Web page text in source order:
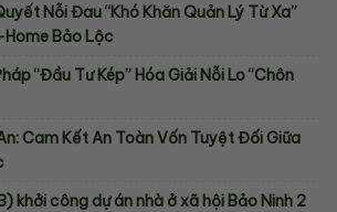
Nỗi Đau “Khó Khăn Quản Lý Từ Xa”
Home Bảo Lộc
“Đầu Tư Kép” Hóa Giải Nỗi Lo “Chôn
Cam Kết An Toàn Vốn Tuyệt Đối Giữa
khởi công dự án nhà ở xã hội Bảo Ninh 2